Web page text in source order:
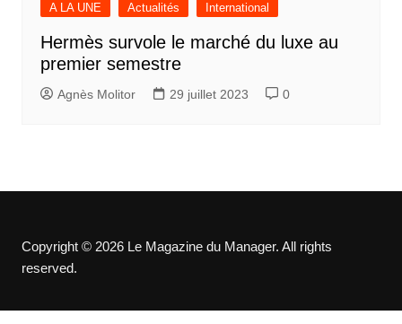
A LA UNE Actualités International
Hermès survole le marché du luxe au
premier semestre
Agnès Molitor 29 juillet 2023 0
Copyright © 2026 Le Magazine du Manager. All rights
reserved.